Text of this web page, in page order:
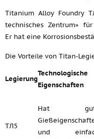
Titanium Alloy Foundry
technisches Zentrum»
Er hat eine
Die Vorteile von Titan-
Legierung
Technologische
Eigenschaften
ТЛ5
Hat
und